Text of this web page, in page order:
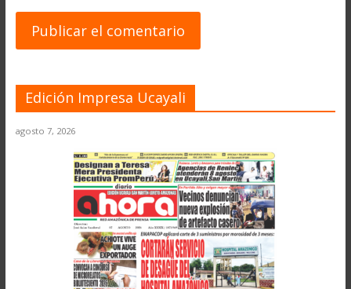
Edición Impresa Ucayali
agosto 7, 2026